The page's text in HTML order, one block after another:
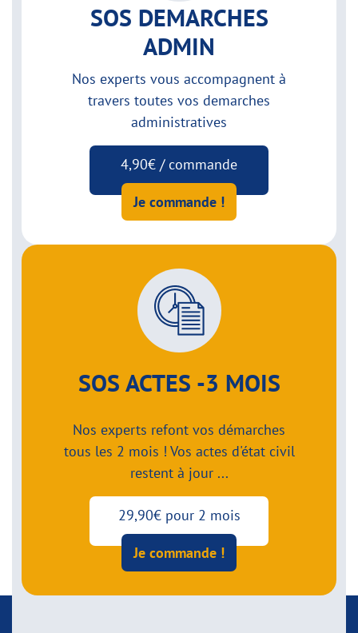
SOS DEMARCHES
ADMIN
Nos experts vous accompagnent à
travers toutes vos demarches
administratives
4,90€ / commande
Je commande !
SOS ACTES -3 MOIS
Nos experts refont vos démarches
tous les 2 mois ! Vos actes d'état civil
restent à jour ...
29,90€ pour 2 mois
Je commande !